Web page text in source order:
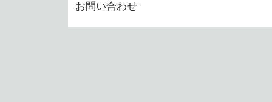
お問い合わせ